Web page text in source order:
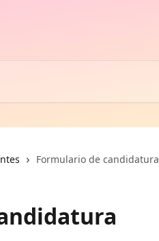
Formulario de candidatura